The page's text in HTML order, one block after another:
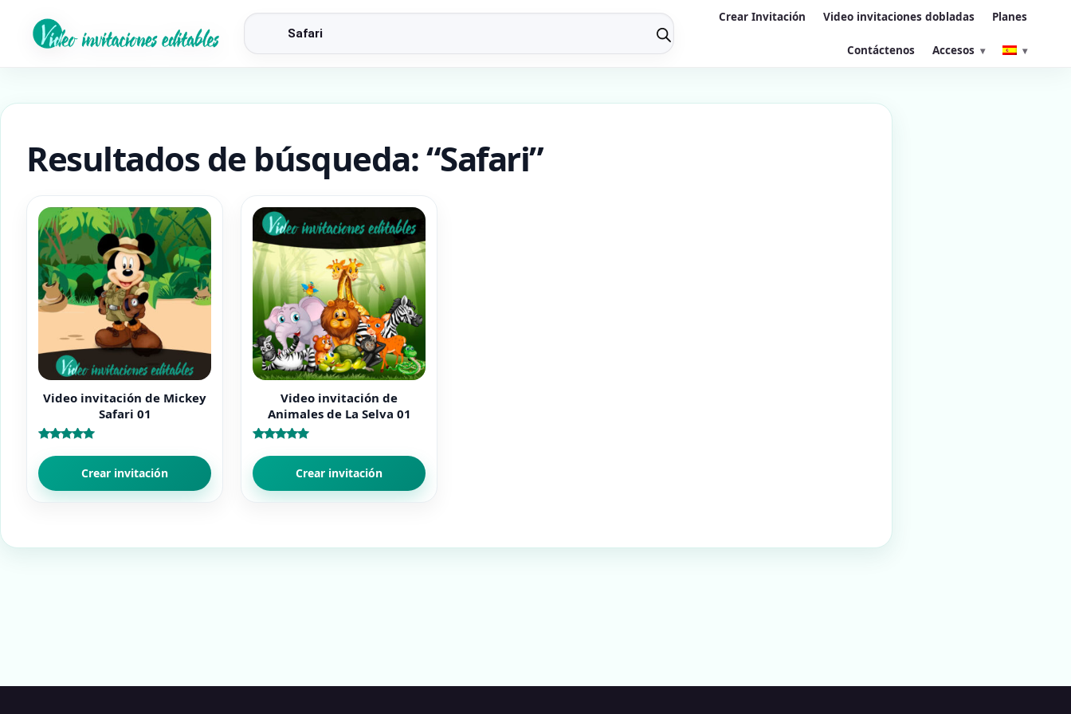
Búsqueda
productos
Crear Invitación Video invitaciones dobladas Planes
Contáctenos Accesos
Resultados de búsqueda: “Safari”
Video invitación de Mickey
Safari 01
con
5.00
de 5
Crear invitación
Video invitación de
Animales de La Selva 01
con
5.00
de 5
Crear invitación